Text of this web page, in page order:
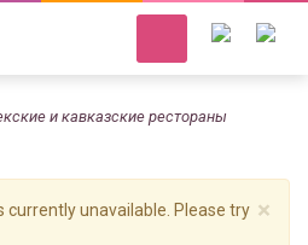
и кавказские рестораны
×
currently unavailable. Please try